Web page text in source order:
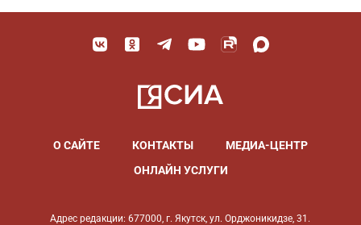
О САЙТЕ КОНТАКТЫ
МЕДИА-ЦЕНТР
ОНЛАЙН УСЛУГИ
Адрес редакции: 677000, г. Якутск, ул. Орджоникидзе, 31.